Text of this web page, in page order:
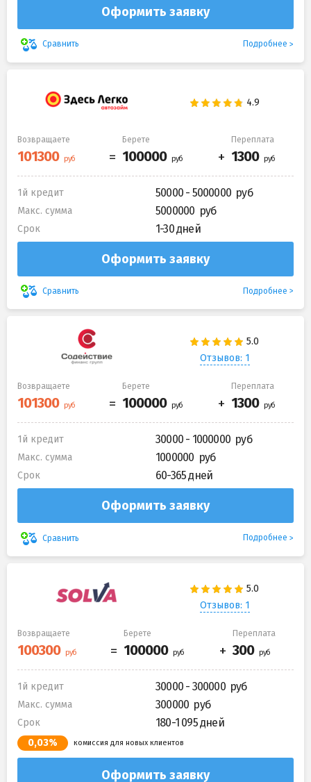
Оформить заявку
Сравнить Подробнее
Возвращаете Берете Переплата
1й кредит 50000 - 5000000
Макс. сумма 5000000
Срок 1-30 дней
Оформить заявку
Сравнить Подробнее
Отзывов: 1
Возвращаете Берете Переплата
1й кредит 30000 - 1000000
Макс. сумма 1000000
Срок 60-365 дней
Оформить заявку
Сравнить Подробнее
Отзывов: 1
Возвращаете Берете Переплата
1й кредит 30000 - 300000
Макс. сумма 300000
Срок 180-1 095 дней
0,03% комиссия для новых клиентов
Оформить заявку